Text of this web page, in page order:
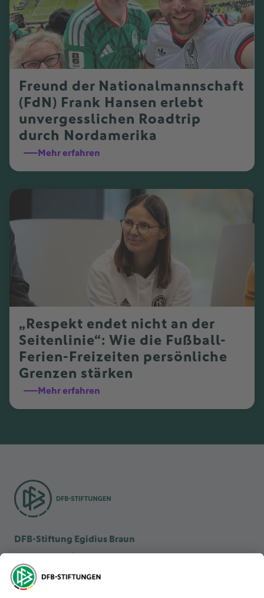
Freund der Nationalmannschaft
(FdN) Frank Hansen erlebt
unvergesslichen Roadtrip
durch Nordamerika
Mehr erfahren
„Respekt endet nicht an der
Seitenlinie“: Wie die Fußball-
Ferien-Freizeiten persönliche
Grenzen stärken
Mehr erfahren
DFB-Stiftung Egidius Braun
DFB-Stiftung Sepp Herberger